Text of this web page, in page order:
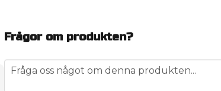
Frågor om produkten?
question
Fråga oss något om denna produkten...